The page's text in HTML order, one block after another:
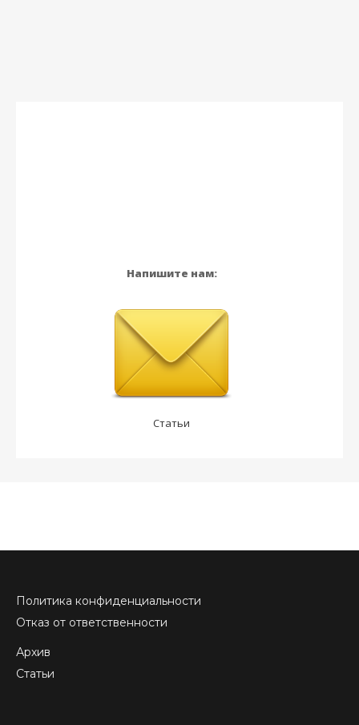
Напишите нам:
Статьи
Политика конфиденциальности
Отказ от ответственности
Архив
Статьи